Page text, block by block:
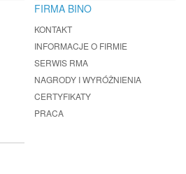
FIRMA BINO
KONTAKT
INFORMACJE O FIRMIE
SERWIS RMA
NAGRODY I WYRÓŻNIENIA
CERTYFIKATY
PRACA